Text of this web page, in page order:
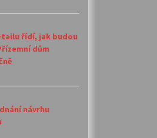
řídí, jak budou
dům
návrhu